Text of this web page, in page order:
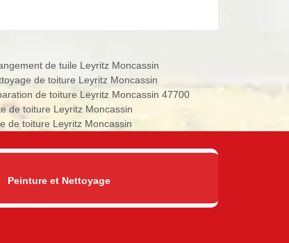
de tuile Leyritz Moncassin
de toiture Leyritz Moncassin
de toiture Leyritz Moncassin 47700
de toiture Leyritz Moncassin
de toiture Leyritz Moncassin
Peinture et Nettoyage